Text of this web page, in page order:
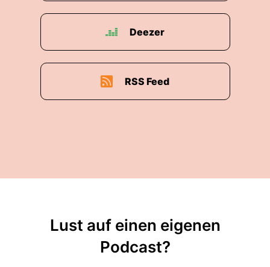
Deezer
RSS Feed
Lust auf einen eigenen
Podcast?